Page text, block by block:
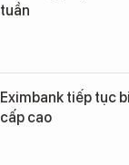
tuần
Eximbank tiếp tục
cấp cao